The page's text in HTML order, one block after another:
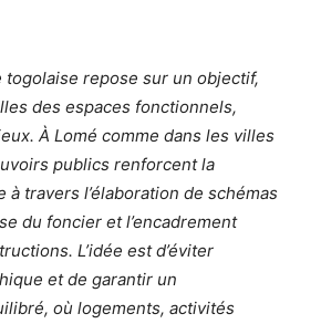
togolaise repose sur un objectif,
des espaces fonctionnels,
À Lomé comme dans les villes
publics renforcent la
travers l’élaboration de schémas
du foncier et l’encadrement
L’idée est d’éviter
et de garantir un
où logements, activités